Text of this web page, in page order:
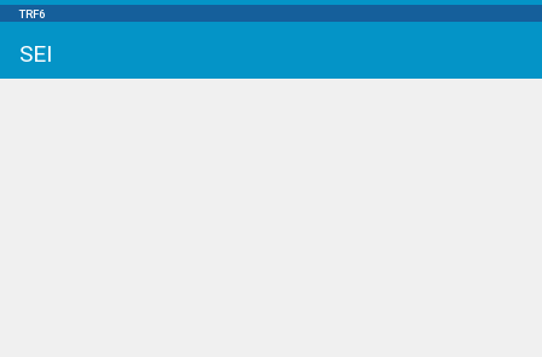
TRF6
SEI